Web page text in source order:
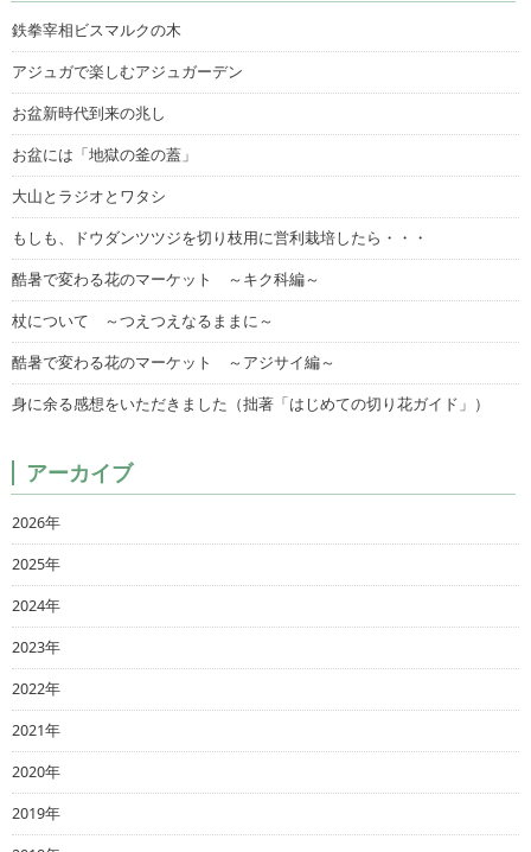
鉄拳宰相ビスマルクの木
アジュガで楽しむアジュガーデン
お盆新時代到来の兆し
お盆には「地獄の釜の蓋」
大山とラジオとワタシ
もしも、ドウダンツツジを切り枝用に営利栽培したら・・・
酷暑で変わる花のマーケット ～キク科編～
杖について ～つえつえなるままに～
酷暑で変わる花のマーケット ～アジサイ編～
身に余る感想をいただきました（拙著「はじめての切り花ガイド」）
アーカイブ
2026年
2025年
2024年
2023年
2022年
2021年
2020年
2019年